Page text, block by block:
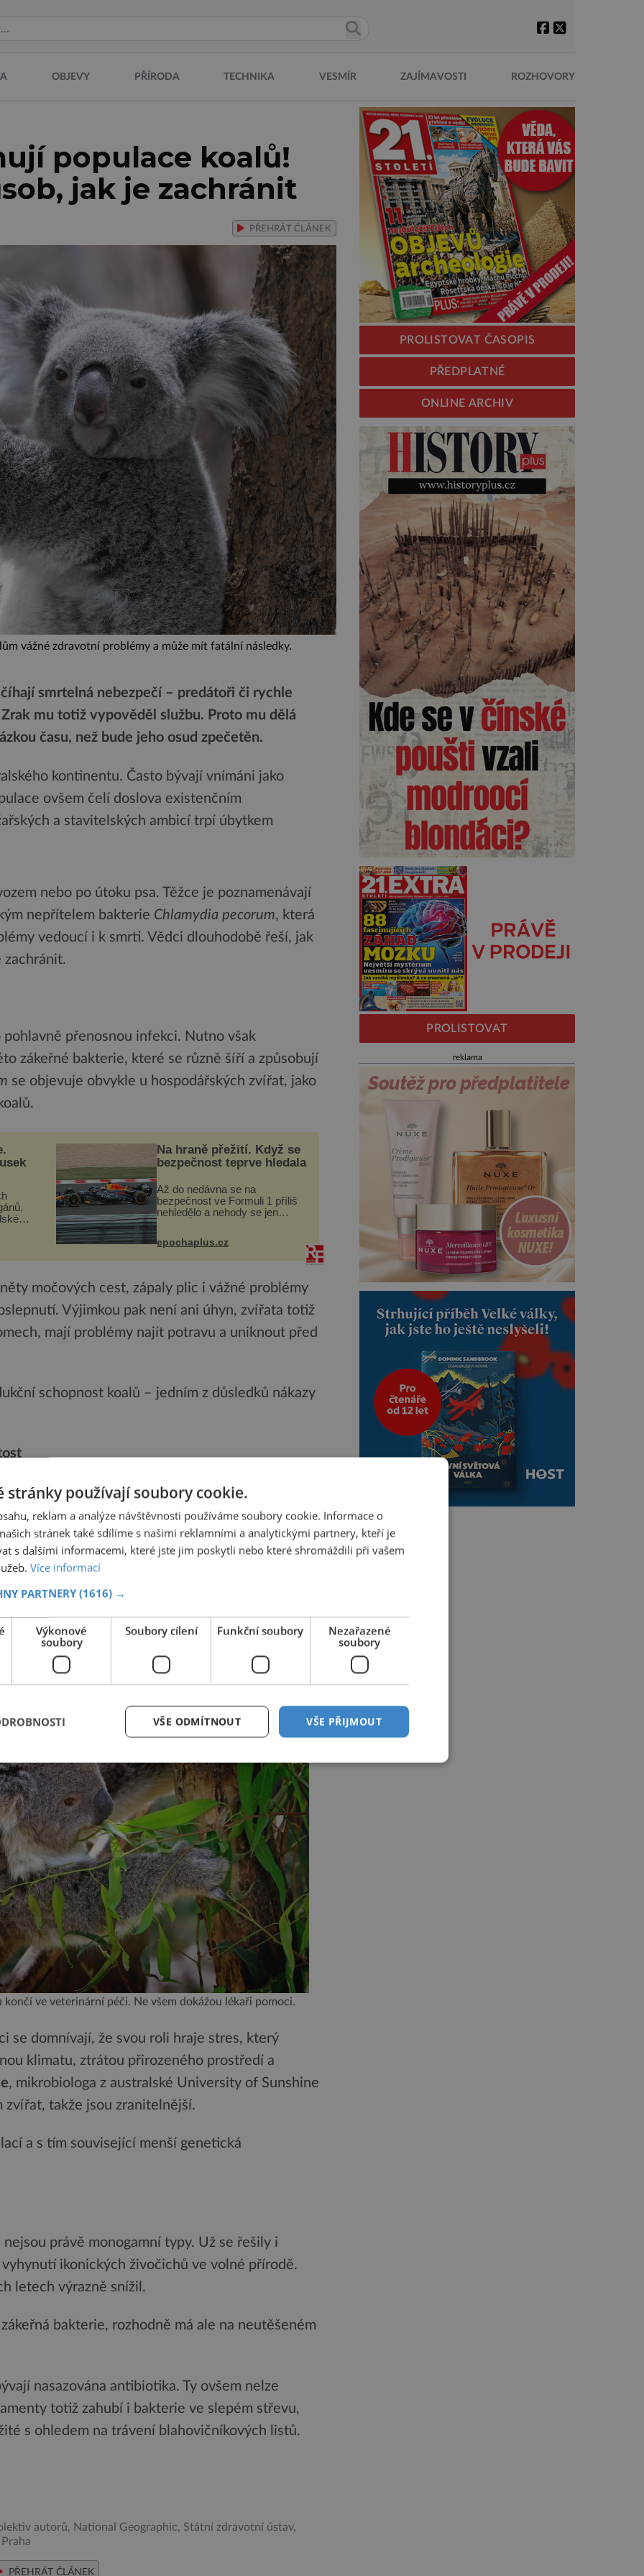
OBJEVY PŘÍRODA TECHNIKA VESMÍR ZAJÍMAVOSTI ROZHOVORY
populace koalů!
jak je zachránit
PŘEHRÁT ČLÁNEK
vážné zdravotní problémy a může mít fatální následky.
smrtelná nebezpečí – predátoři či rychle
mu totiž vypověděl službu. Proto mu dělá
času, než bude jeho osud zpečetěn.
kontinentu. Často bývají vnímáni jako
ovšem čelí doslova existenčním
a stavitelských ambicí trpí úbytkem
nebo po útoku psa. Těžce je poznamenávají
nepřítelem bakterie Chlamydia pecorum, která
vedoucí i k smrti. Vědci dlouhodobě řeší, jak
zachránit.
přenosnou infekci. Nutno však
zákeřné bakterie, které se různě šíří a způsobují
se objevuje obvykle u hospodářských zvířat, jako
Na hraně přežití. Když se
bezpečnost teprve hledala
Až do nedávna se na
bezpečnost ve Formuli 1 příliš
nehledělo a nehody se jen
následky nebo bohužel i ztrátou
života. Dnes nepochopiteln...
epochaplus.cz
močových cest, zápaly plic i vážné problémy
Výjimkou pak není ani úhyn, zvířata totiž
mají problémy najít potravu a uniknout před
schopnost koalů – jedním z důsledků nákazy
tak vede k decimování celých populací. V
většina jedinců. Podle všeho se nemoc
dekádami.
problému lze hledat v nákaze od
kontinent připutovala s bílými kolonizátory.
ve veterinární péči. Ne všem dokážou lékaři pomoci.
se domnívají, že svou roli hraje stres, který
klimatu, ztrátou přirozeného prostředí a
, mikrobiologa z australské University of Sunshine
zvířat, takže jsou zranitelnější.
a s tím související menší genetická
právě monogamní typy. Už se řešily i
ikonických živočichů ve volné přírodě.
letech výrazně snížil.
bakterie, rozhodně má ale na neutěšeném
nasazována antibiotika. Ty ovšem nelze
totiž zahubí i bakterie ve slepém střevu,
s ohledem na trávení blahovičníkových listů.
autorů, National Geographic, Státní zdravotní ústav,
PŘEHRÁT ČLÁNEK
PROLISTOVAT ČASOPIS
PŘEDPLATNÉ
ONLINE ARCHIV
PROLISTOVAT
reklama
stránky používají soubory cookie.
reklam a analýze návštěvnosti používáme soubory cookie. Informace o
stránek také sdílíme s našimi reklamními a analytickými partnery, kteří je
s dalšími informacemi, které jste jim poskytli nebo které shromáždili při vašem
Více informací
PARTNERY (1616) →
Výkonové
soubory
Soubory cílení Funkční soubory
Nezařazené
soubory
VŠE PŘIJMOUT
VŠE ODMÍTNOUT